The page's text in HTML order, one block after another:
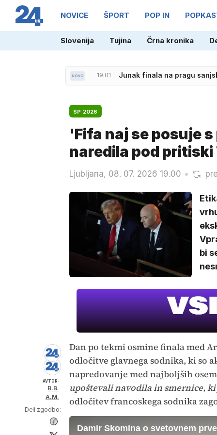
NOVICE ŠPORT POP IN
Slovenija Tujina Črna kronika
19.01 Junak finala na pragu
SP 2026
'Fifa naj se posuje
naredila pod pritiski
Ljubljana, 08. 07. 2026 19.00
bi
AVTOR:
B.B.
A.M.
Deli zgodbo:
Dan po tekmi osmine finala med
odločitve glavnega sodnika, ki so
napredovanje med najboljših
upoštevali navodila in smernice,
odločitev francoskega sodnika
Damir Skomina o svetovnem